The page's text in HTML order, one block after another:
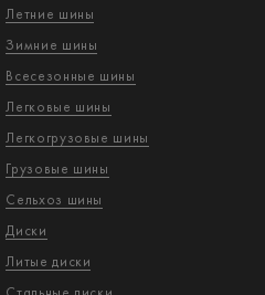
Летние шины
Зимние шины
Всесезонные шины
Легковые шины
Легкогрузовые шины
Грузовые шины
Сельхоз шины
Диски
Литые диски